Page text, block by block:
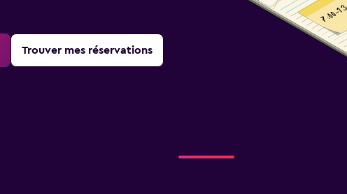
Trouver mes réservations